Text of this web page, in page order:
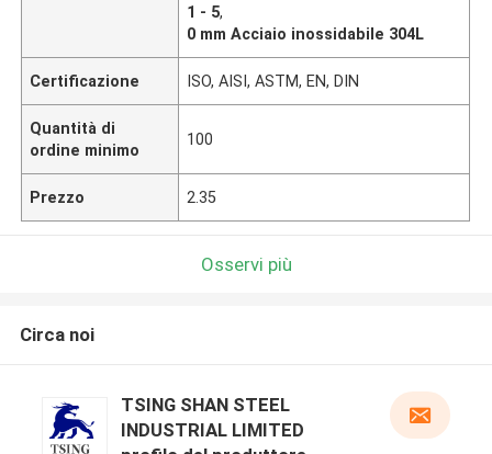
1 - 5,
0 mm Acciaio inossidabile 304L
Certificazione ISO, AISI, ASTM, EN, DIN
Quantità di
ordine minimo
100
Prezzo 2.35
Osservi più
Circa noi
TSING SHAN STEEL
INDUSTRIAL LIMITED